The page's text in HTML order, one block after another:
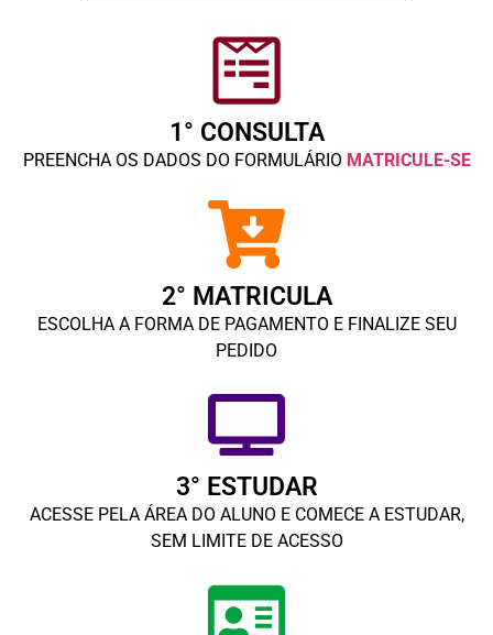
1° CONSULTA
PREENCHA OS DADOS DO FORMULÁRIO MATRICULE-SE
2° MATRICULA
ESCOLHA A FORMA DE PAGAMENTO E FINALIZE SEU
PEDIDO
3° ESTUDAR
ACESSE PELA ÁREA DO ALUNO E COMECE A ESTUDAR,
SEM LIMITE DE ACESSO